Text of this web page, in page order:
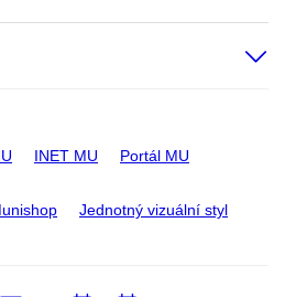
INET MU Portál MU
Jednotný vizuální styl